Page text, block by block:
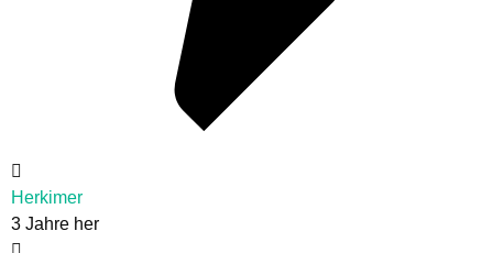
Herkimer
3 Jahre her